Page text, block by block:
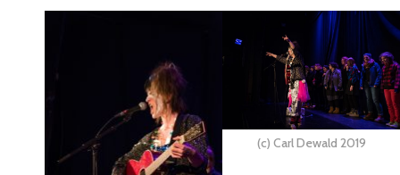
(c) Carl Dewald 2019